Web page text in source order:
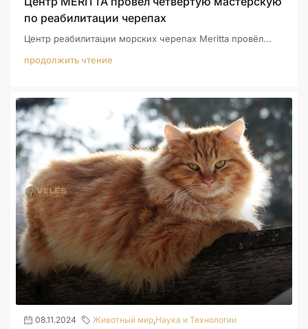
по реабилитации черепах
Центр реабилитации морских черепах Meritta провёл...
продолжить чтение
08.11.2024 Животный мир,Наука и Технологии